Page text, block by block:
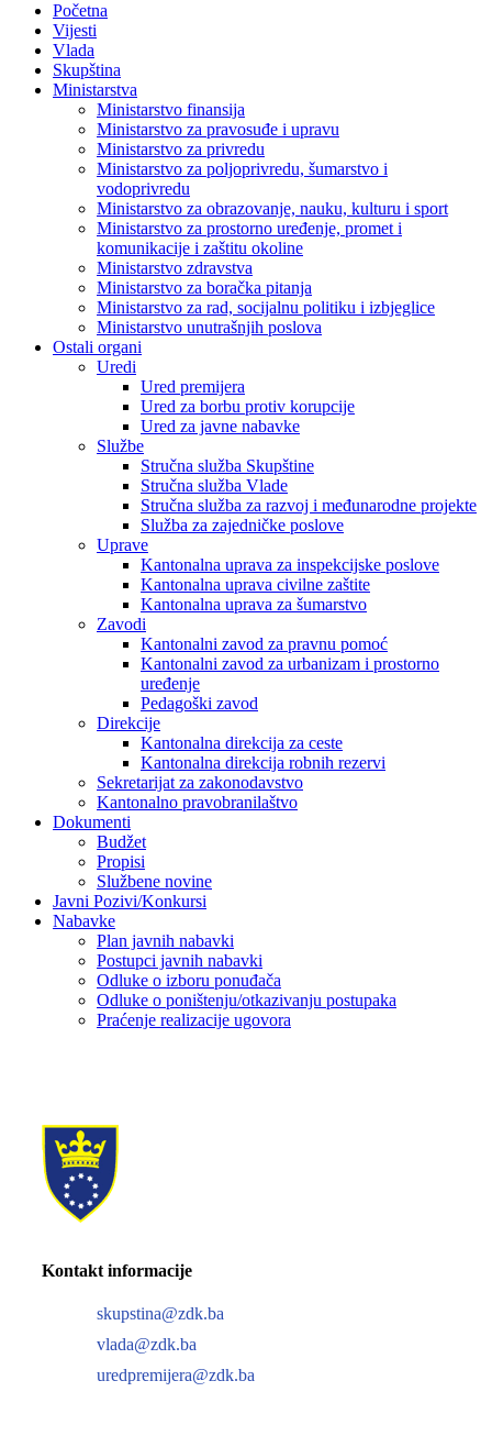
Početna
Vijesti
Vlada
Skupština
Ministarstva
Ministarstvo finansija
Ministarstvo za pravosuđe i upravu
Ministarstvo za privredu
Ministarstvo za poljoprivredu, šumarstvo i
vodoprivredu
Ministarstvo za obrazovanje, nauku, kulturu i sport
Ministarstvo za prostorno uređenje, promet i
komunikacije i zaštitu okoline
Ministarstvo zdravstva
Ministarstvo za boračka pitanja
Ministarstvo za rad, socijalnu politiku i izbjeglice
Ministarstvo unutrašnjih poslova
Ostali organi
Uredi
Ured premijera
Ured za borbu protiv korupcije
Ured za javne nabavke
Službe
Stručna služba Skupštine
Stručna služba Vlade
Stručna služba za razvoj i međunarodne projekte
Služba za zajedničke poslove
Uprave
Kantonalna uprava za inspekcijske poslove
Kantonalna uprava civilne zaštite
Kantonalna uprava za šumarstvo
Zavodi
Kantonalni zavod za pravnu pomoć
Kantonalni zavod za urbanizam i prostorno
uređenje
Pedagoški zavod
Direkcije
Kantonalna direkcija za ceste
Kantonalna direkcija robnih rezervi
Sekretarijat za zakonodavstvo
Kantonalno pravobranilaštvo
Dokumenti
Budžet
Propisi
Službene novine
Javni Pozivi/Konkursi
Nabavke
Plan javnih nabavki
Postupci javnih nabavki
Odluke o izboru ponuđača
Odluke o poništenju/otkazivanju postupaka
Praćenje realizacije ugovora
Kontakt informacije
skupstina@zdk.ba
vlada@zdk.ba
uredpremijera@zdk.ba